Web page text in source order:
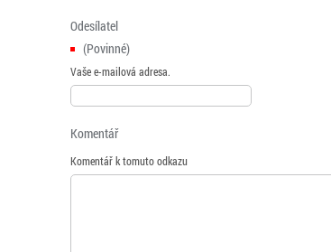
Odesílatel
(Povinné)
Vaše e-mailová adresa.
Komentář
Komentář k tomuto odkazu